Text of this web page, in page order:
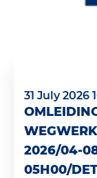
31 July 2026
2026/04-
05H00/